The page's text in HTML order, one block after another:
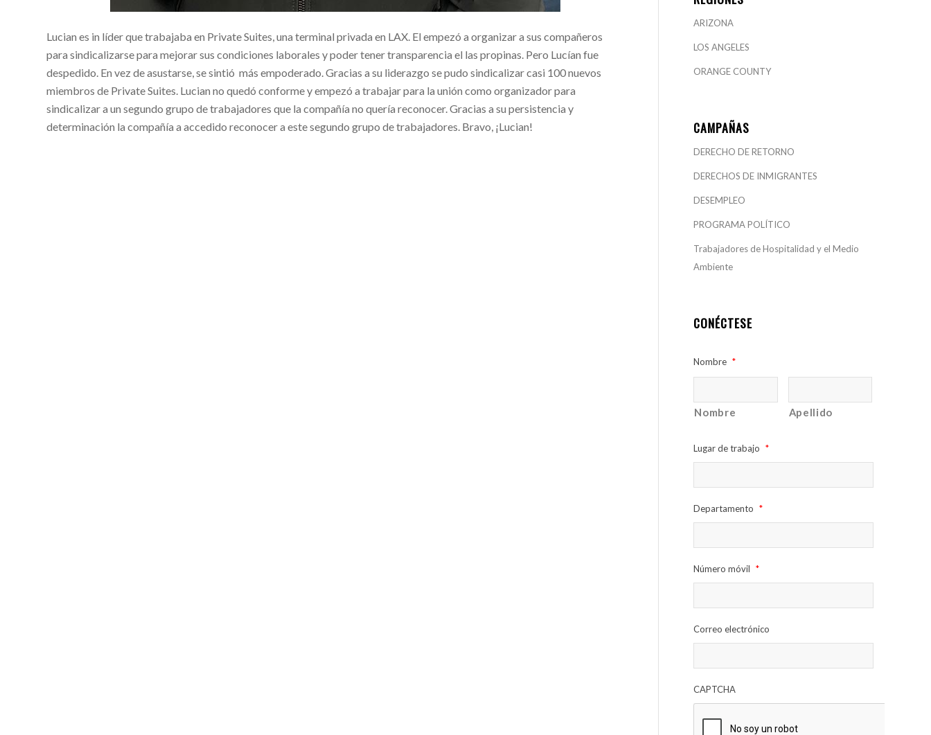
Lucian es in líder que trabajaba en Private Suites, una terminal privada en LAX. El empezó a organizar a sus compañeros
para sindicalizarse para mejorar sus condiciones laborales y poder tener transparencia el las propinas. Pero Lucían fue
despedido. En vez de asustarse, se sintió más empoderado. Gracias a su liderazgo se pudo sindicalizar casi 100 nuevos
miembros de Private Suites. Lucian no quedó conforme y empezó a trabajar para la unión como organizador para
sindicalizar a un segundo grupo de trabajadores que la compañía no quería reconocer. Gracias a su persistencia y
determinación la compañía a accedido reconocer a este segundo grupo de trabajadores. Bravo, ¡Lucian!
ARIZONA
LOS ANGELES
ORANGE COUNTY
CAMPAÑAS
DERECHO DE RETORNO
DERECHOS DE INMIGRANTES
DESEMPLEO
PROGRAMA POLÍTICO
Trabajadores de Hospitalidad y el Medio
Ambiente
CONÉCTESE
Nombre *
Nombre Apellido
Lugar de trabajo *
Departamento *
Número móvil *
Correo electrónico
CAPTCHA